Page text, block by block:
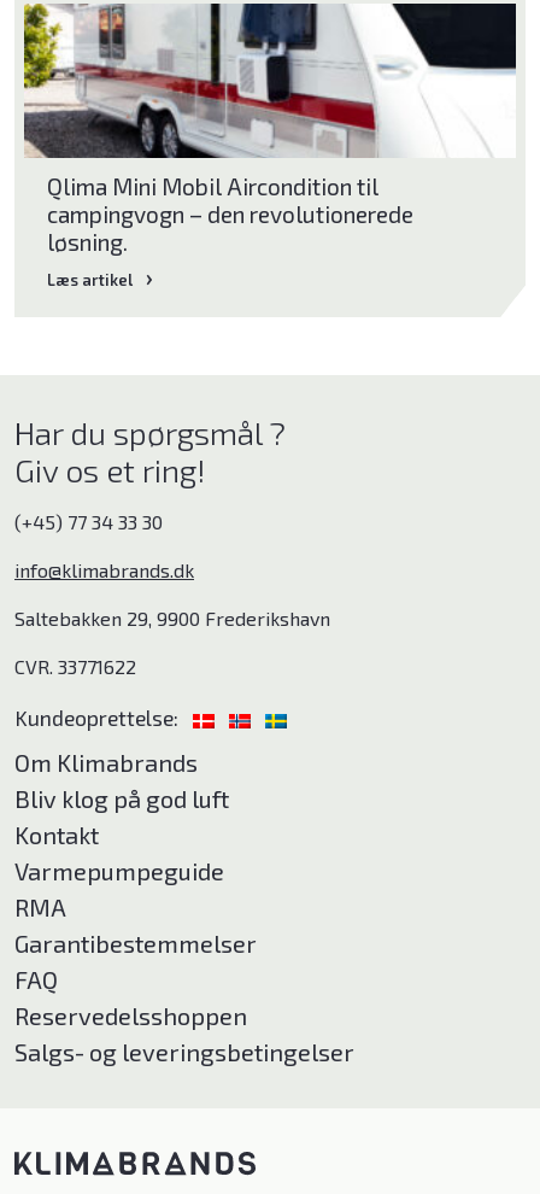
Qlima Mini Mobil Aircondition til
campingvogn – den revolutionerede
løsning.
Læs artikel
Har du spørgsmål ?
Giv os et ring!
(+45) 77 34 33 30
info@klimabrands.dk
Saltebakken 29, 9900 Frederikshavn
CVR. 33771622
Kundeoprettelse:
Om Klimabrands
Bliv klog på god luft
Kontakt
Varmepumpeguide
RMA
Garantibestemmelser
FAQ
Reservedelsshoppen
Salgs- og leveringsbetingelser